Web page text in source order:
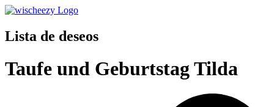
Lista de deseos
Taufe und Geburtstag Tilda